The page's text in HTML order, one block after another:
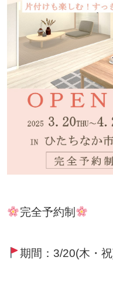
完全予約制
期間：3/20(木・